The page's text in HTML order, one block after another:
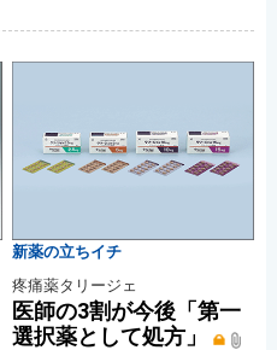
新薬の立ちイチ
疼痛薬タリージェ
医師の3割が今後「第一
選択薬として処方」